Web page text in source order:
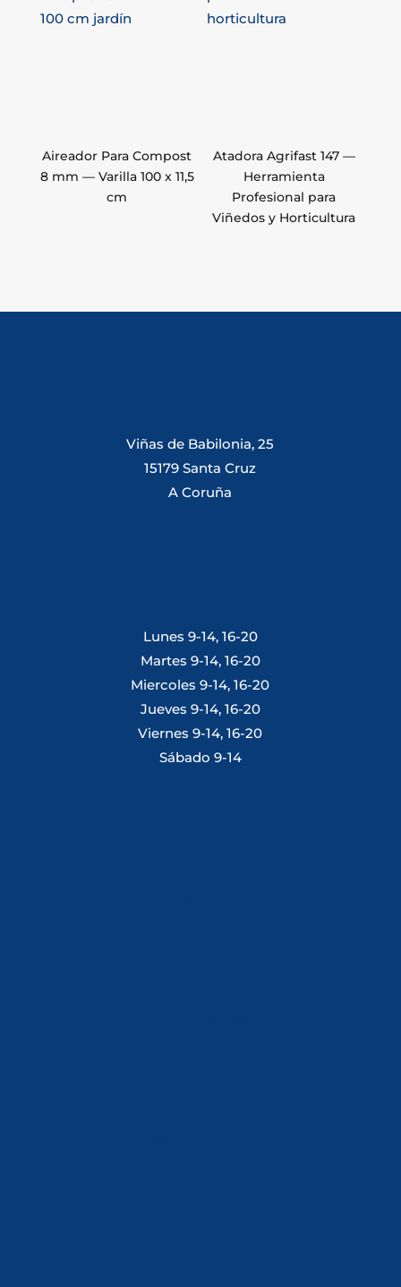
Aireador Para Compost
8 mm — Varilla 100 x 11,5
cm
Atadora Agrifast 147 —
Herramienta
Profesional para
Viñedos y Horticultura
Viñas de Babilonia, 25
15179 Santa Cruz
A Coruña
Lunes 9-14, 16-20
Martes 9-14, 16-20
Miercoles 9-14, 16-20
Jueves 9-14, 16-20
Viernes 9-14, 16-20
Sábado 9-14